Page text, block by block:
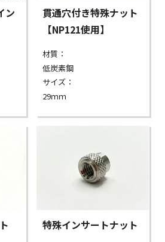
ン
貫通穴付き特殊ナット
【NP121使用】
材質：
低炭素鋼
サイズ：
29ｍｍ
特殊インサートナット